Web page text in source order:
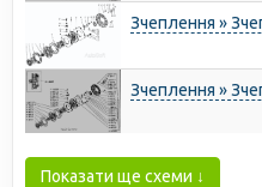
Зчеплення »
Зчеплення »
Показати ще схеми ↓